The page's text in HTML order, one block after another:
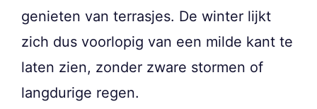
genieten van terrasjes. De winter lijkt
zich dus voorlopig van een milde kant te
laten zien, zonder zware stormen of
langdurige regen.